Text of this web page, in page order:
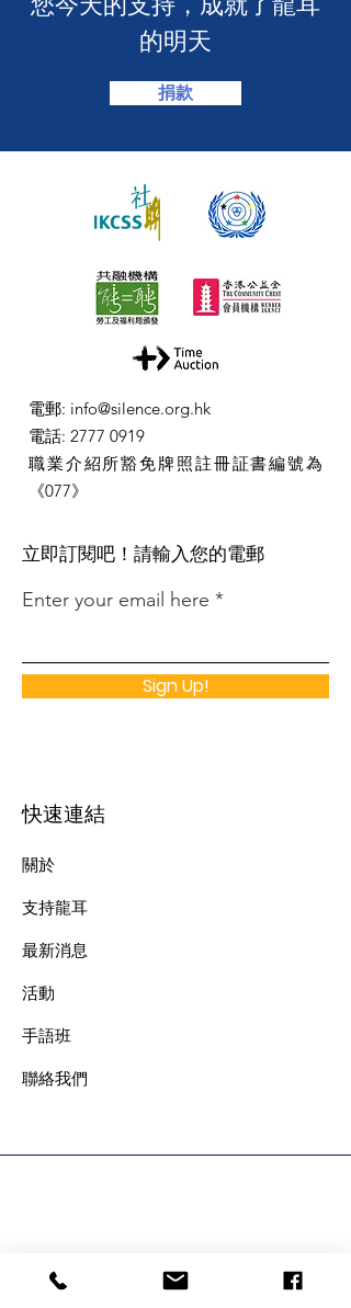
的明天
捐款
電郵: info@silence.org.hk
電話: 2777 0919
職業介紹所豁免牌照註冊証書編號為
《077》
​立即訂閱吧！請輸入您的電郵
Enter your email here
Sign Up!
快速連結
關於
支持龍耳
最新消息
​活動
手語班
​聯絡我們